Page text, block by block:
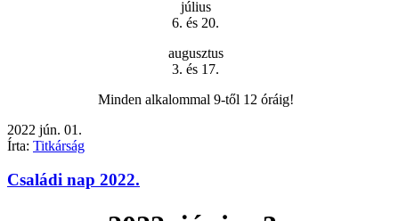
július
6. és 20.
augusztus
3. és 17.
Minden alkalommal 9-től 12 óráig!
2022 jún. 01.
Írta: Titkárság
Családi nap 2022.